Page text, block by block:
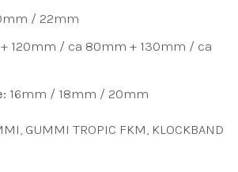
/ 22mm
120mm / ca 80mm + 130mm / ca
16mm / 18mm / 20mm
, GUMMI TROPIC FKM, KLOCKBAND